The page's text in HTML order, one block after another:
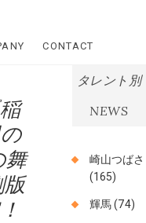
タードリ
ムカンパ
ニー
CONTACT
舞
版
タレント別
NEWS
崎山つばさ
(165)
輝馬(74)